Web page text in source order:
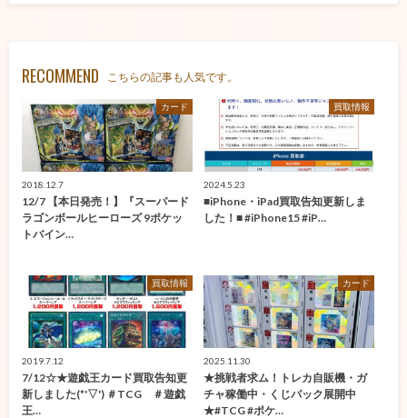
RECOMMEND こちらの記事も人気です。
カード
2018.12.7
12/7 【本日発売！】『スーパード
ラゴンボールヒーローズ 9ポケッ
トバイン…
買取情報
2024.5.23
■iPhone・iPad買取告知更新しま
した！■ #iPhone15 #iP…
買取情報
2019.7.12
7/12☆★遊戯王カード買取告知更
新しました(*'▽') ＃TCG ＃遊戯
王…
カード
2025.11.30
★挑戦者求ム！トレカ自販機・ガ
チャ稼働中・くじパック展開中
★#TCG #ポケ…